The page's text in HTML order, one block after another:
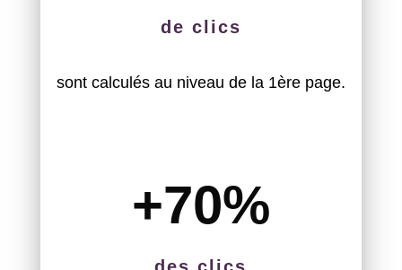
de clics
sont calculés au niveau de la 1ère page.
+70%